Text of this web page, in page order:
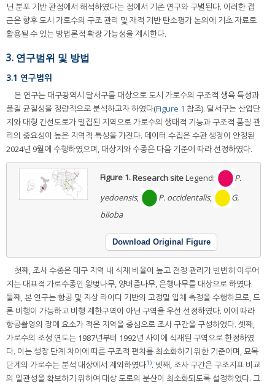
닌 분포 기반 관점에서 해석하였다는 점에서 기존 연구와 구별된다. 이러한 접
근은 향후 도시 가로수의 구조 관리 및 재적 기반 탄소평가 논의에 기초 자료로
활용될 수 있는 방법론적 확장 가능성을 제시한다.
3. 연구범위 및 방법
3.1 연구범위
본 연구는 대구광역시 달서구를 대상으로 도시 가로수의 구조적 생육 특성과
품질 균질성을 정량적으로 분석하고자 하였다(Figure 1 참조). 달서구는 산업단
지와 대형 간선도로가 밀집된 지역으로 가로수의 생태적 기능과 구조적 품질 관
리의 중요성이 높은 지역적 특성을 가진다. 데이터 수집은 수관 생장이 안정된
2024년 9월에 수행하였으며, 대상지와 수종은 다음 기준에 따라 선정하였다.
Figure 1.Research siteLegend:
P.
yedoensis, P. occidentalis,
G.
biloba
Download Original Figure
첫째, 조사 수종은 대구 지역 내 식재 비율이 높고 전정 관리가 빈번히 이루어
지는 대표적 가로수종인 왕벚나무, 양버즘나무, 은행나무를 대상으로 하였다.
둘째, 본 연구는 항공 및 지상 라이다 기반의 고정밀 입체 측정을 수행하므로, 드
론 비행이 가능하고 비행 제한구역이 아닌 구역을 우선 선정하였다. 이에 따라
항공촬영의 장애 요소가 적은 지역을 중심으로 조사 구간을 구성하였다. 셋째,
가로수의 조성 연도는 1987년부터 1992년 사이에 식재된 구역으로 한정하였
다. 이는 생장 단계 차이에 따른 구조적 편차를 최소화하기 위한 기준이며, 묘목
단계의 가로수는 분석 대상에서 제외하였다1). 넷째, 조사 구간은 구조지표 비교
의 일관성을 확보하기 위하여 대상 도로의 분산이 최소화되도록 설정하였다. 그